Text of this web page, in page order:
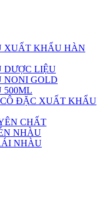
XUẤT KHẨU HÀN
DƯỢC LIỆU
NONI GOLD
500ML
ĐẶC XUẤT KHẨU
CHẤT
NHÀU
NHÀU